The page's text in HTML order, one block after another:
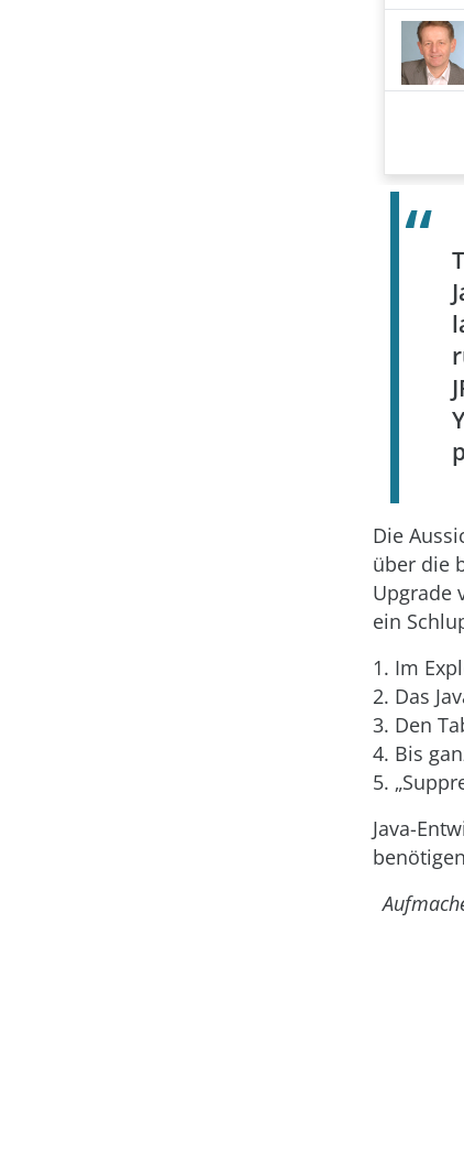
Die
über die
Upgrade
ein
1. Im
2. Das
3. Den
4. Bis
5.
Java-